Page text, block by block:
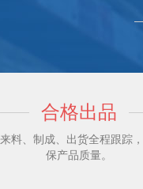
合格出品
来料、制成、出货全程跟踪， 确
保产品质量。